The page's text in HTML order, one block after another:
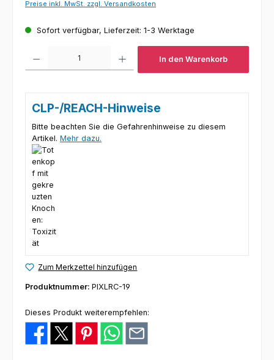
Preise inkl. MwSt. zzgl. Versandkosten
Sofort verfügbar, Lieferzeit: 1-3 Werktage
In den Warenkorb
CLP-/REACH-Hinweise
Bitte beachten Sie die Gefahrenhinweise zu diesem
Artikel. Mehr dazu.
Zum Merkzettel hinzufügen
Produktnummer: PIXLRC-19
Dieses Produkt weiterempfehlen: